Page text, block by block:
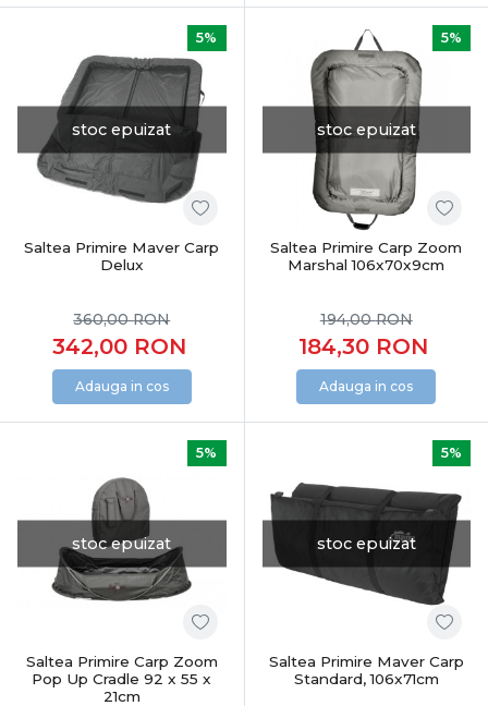
stoc epuizat
5%
Saltea Primire Maver Carp
Delux
342,00 RON
360,00RON
Adauga in cos
stoc epuizat
5%
Saltea Primire Carp Zoom
Marshal 106x70x9cm
184,30 RON
194,00RON
Adauga in cos
stoc epuizat
5%
Saltea Primire Carp Zoom
Pop Up Cradle 92 x 55 x
21cm
stoc epuizat
5%
Saltea Primire Maver Carp
Standard, 106x71cm